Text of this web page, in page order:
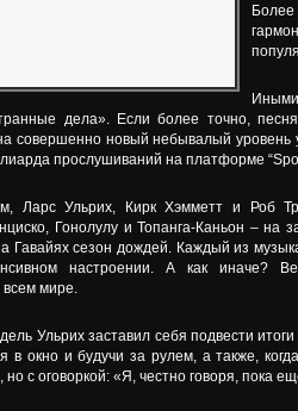
дела». Если более точно,
совершенно новый небывалый уровень
прослушиваний на платформе
Ларс Ульрих, Кирк Хэмметт и Роб
Гонолулу и Топанга-Каньон –
Гавайях сезон дождей. Каждый из
настроении. А как иначе?
всем мире.
Ульрих заставил себя подвести
в окно и будучи за рулем, а также,
но с оговоркой: «Я, честно говоря, пока